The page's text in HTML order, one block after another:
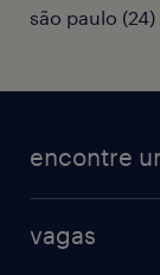
são paulo (24)
encontre
vagas na
vagas